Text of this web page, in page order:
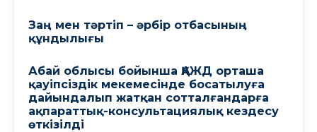
Заң мен тәртіп – әрбір отбасының
құндылығы
Абай облысы бойынша ҚАЖД орташа
қауіпсіздік мекемесінде босатылуға
дайындалып жатқан сотталғандарға
ақпараттық-консультациялық кездесу
өткізілді